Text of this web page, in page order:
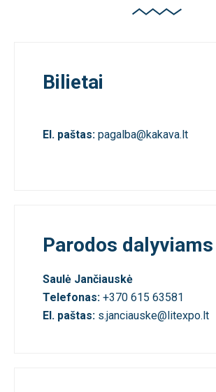
Bilietai
El. paštas: pagalba@kakava.lt
Parodos dalyviams
Saulė Jančiauskė
Telefonas: +370 615 63581
El. paštas: s.janciauske@litexpo.lt